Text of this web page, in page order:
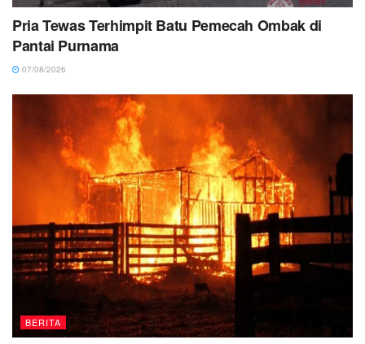
Pria Tewas Terhimpit Batu Pemecah Ombak di
Pantai Purnama
07/08/2026
BERITA